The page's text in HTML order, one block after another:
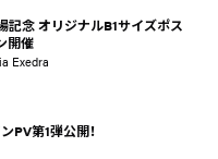
記念 オリジナルB1サイズポス
開催
Exedra
PV第1弾公開！